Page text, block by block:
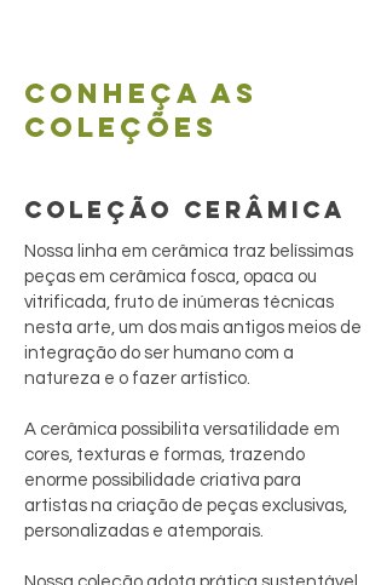
Conheça as
coleções
COLEÇÃO CERÂMICA
Nossa linha em cerâmica traz belíssimas
peças em cerâmica fosca, opaca ou
vitrificada, fruto de inúmeras técnicas
nesta arte, um dos mais antigos meios de
integração do ser humano com a
natureza e o fazer artístico.
A cerâmica possibilita versatilidade em
cores, texturas e formas, trazendo
enorme possibilidade criativa para
artistas na criação de peças exclusivas,
personalizadas e atemporais.